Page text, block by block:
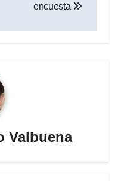
encuesta
Valbuena